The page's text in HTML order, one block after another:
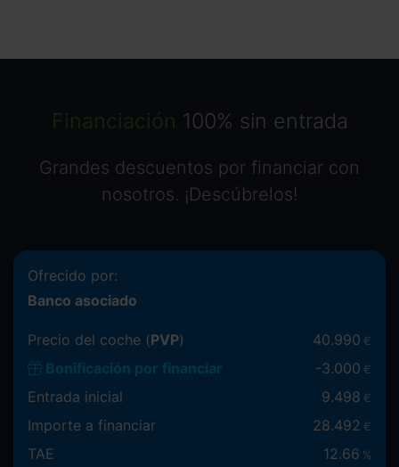
Financiación 100% sin entrada
Grandes descuentos por financiar con
nosotros. ¡Descúbrelos!
Ofrecido por:
Banco asociado
Precio del coche (PVP) 40.990 €
Bonificación por financiar -3.000 €
Entrada inicial 9.498 €
Importe a financiar 28.492 €
TAE 12.66 %